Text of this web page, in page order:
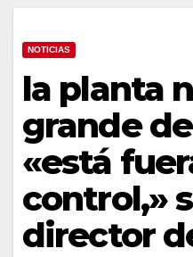
NOTICIAS
la planta
grande
«está
control,»
director